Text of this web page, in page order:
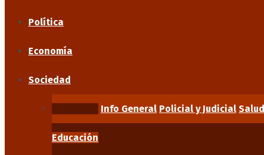
Política
Economía
Sociedad
Info General Policial y Judicial Salud
Educación